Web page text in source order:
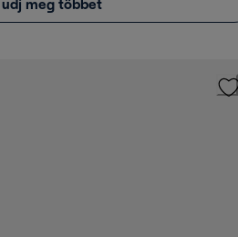
Tudj meg többet